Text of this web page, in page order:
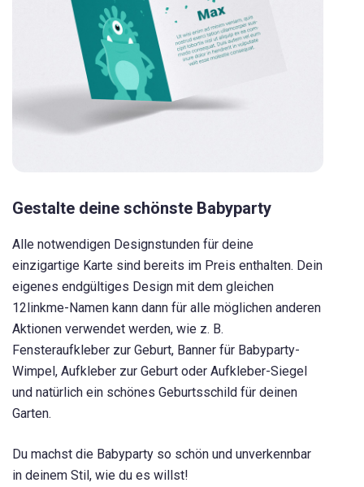
Gestalte deine schönste Babyparty
Alle notwendigen Designstunden für deine
einzigartige Karte sind bereits im Preis enthalten. Dein
eigenes endgültiges Design mit dem gleichen
12linkme-Namen kann dann für alle möglichen anderen
Aktionen verwendet werden, wie z. B.
Fensteraufkleber zur Geburt, Banner für Babyparty-
Wimpel, Aufkleber zur Geburt oder Aufkleber-Siegel
und natürlich ein schönes Geburtsschild für deinen
Garten.
Du machst die Babyparty so schön und unverkennbar
in deinem Stil, wie du es willst!